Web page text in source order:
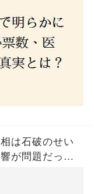
は石破のせい
が問題だった